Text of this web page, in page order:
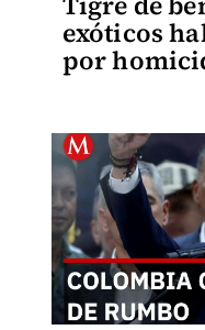
exóticos
por